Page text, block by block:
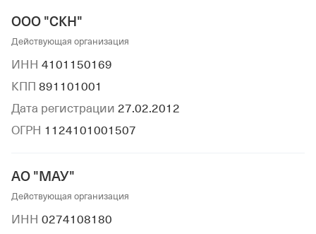
ООО "СКН"
Действующая организация
ИНН 4101150169
КПП 891101001
Дата регистрации 27.02.2012
ОГРН 1124101001507
АО "МАУ"
Действующая организация
ИНН 0274108180